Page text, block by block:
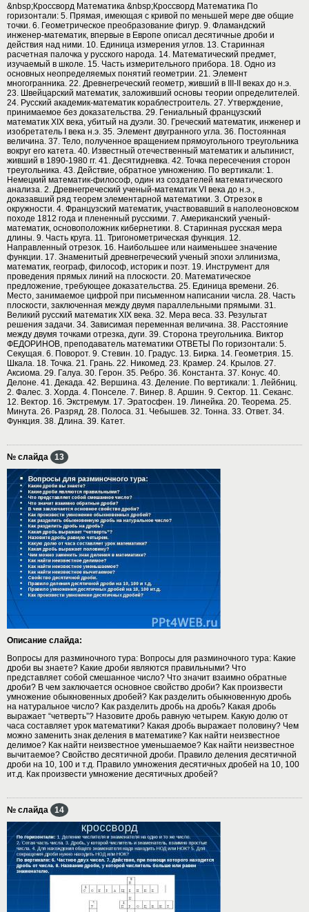
&nbsp;Кроссворд Математика &nbsp;Кроссворд Математика По
горизонтали: 5. Прямая, имеющая с кривой по меньшей мере две общие
точки. 6. Геометрическое преобразование фигур. 9. Фламандский
инженер-математик, впервые в Европе описал десятичные дроби и
действия над ними. 10. Единица измерения углов. 13. Старинная
расчетная палочка у русского народа. 14. Математический предмет,
изучаемый в школе. 15. Часть измерительного прибора. 18. Одно из
основных неопределяемых понятий геометрии. 21. Элемент
многогранника. 22. Древнегреческий геометр, живший в III-II веках до н.э.
23. Швейцарский математик, заложивший основы теории определителей.
24. Русский академик-математик кораблестроитель. 27. Утверждение,
принимаемое без доказательства. 29. Гениальный французский
математик XIX века, убитый на дуэли. 30. Греческий математик, инженер и
изобретатель I века н.э. 35. Элемент двугранного угла. 36. Постоянная
величина. 37. Тело, полученное вращением прямоугольного треугольника
вокруг его катета. 40. Известный отечественный математик и альпинист,
живший в 1890-1980 гг. 41. Десятидневка. 42. Точка пересечения сторон
треугольника. 43. Действие, обратное умножению. По вертикали: 1.
Немецкий математик-философ, один из создателей математического
анализа. 2. Древнегреческий ученый-математик VI века до н.э.,
доказавший ряд теорем элементарной математики. 3. Отрезок в
окружности. 4. Французский математик, участвовавший в наполеоновском
походе 1812 года и плененный русскими. 7. Американский ученый-
математик, основоположник кибернетики. 8. Старинная русская мера
длины. 9. Часть круга. 11. Тригонометрическая функция. 12.
Направленный отрезок. 16. Наибольшее или наименьшее значение
функции. 17. Знаменитый древнегреческий ученый эпохи эллинизма,
математик, географ, философ, историк и поэт. 19. Инструмент для
проведения прямых линий на плоскости. 20. Математическое
предложение, требующее доказательства. 25. Единица времени. 26.
Место, занимаемое цифрой при письменном написании числа. 28. Часть
плоскости, заключенная между двумя параллельными прямыми. 31.
Великий русский математик XIX века. 32. Мера веса. 33. Результат
решения задачи. 34. Зависимая переменная величина. 38. Расстояние
между двумя точками отрезка, дуги. 39. Сторона треугольника. Виктор
ФЕДОРИНОВ, преподаватель математики ОТВЕТЫ По горизонтали: 5.
Секущая. 6. Поворот. 9. Стевин. 10. Градус. 13. Бирка. 14. Геометрия. 15.
Шкала. 18. Точка. 21. Грань. 22. Никомед. 23. Крамер. 24. Крылов. 27.
Аксиома. 29. Галуа. 30. Герон. 35. Ребро. 36. Константа. 37. Конус. 40.
Делоне. 41. Декада. 42. Вершина. 43. Деление. По вертикали: 1. Лейбниц.
2. Фалес. 3. Хорда. 4. Понселе. 7. Винер. 8. Аршин. 9. Сектор. 11. Секанс.
12. Вектор. 16. Экстремум. 17. Эратосфен. 19. Линейка. 20. Теорема. 25.
Минута. 26. Разряд. 28. Полоса. 31. Чебышев. 32. Тонна. 33. Ответ. 34.
Функция. 38. Длина. 39. Катет.
№ слайда 13
Описание слайда:
Вопросы для разминочного тура: Вопросы для разминочного тура: Какие
дроби вы знаете? Какие дроби являются правильными? Что
представляет собой смешанное число? Что значит взаимно обратные
дроби? В чем заключается основное свойство дроби? Как произвести
умножение обыкновенных дробей? Как разделить обыкновенную дробь
на натуральное число? Как разделить дробь на дробь? Какая дробь
выражает “четверть”? Назовите дробь равную четырем. Какую долю от
часа составляет урок математики? Какая дробь выражает половину? Чем
можно заменить знак деления в математике? Как найти неизвестное
делимое? Как найти неизвестное уменьшаемое? Как найти неизвестное
вычитаемое? Свойство десятичной дроби. Правило деления десятичной
дроби на 10, 100 и т.д. Правило умножения десятичных дробей на 10, 100
ит.д. Как произвести умножение десятичных дробей?
№ слайда 14